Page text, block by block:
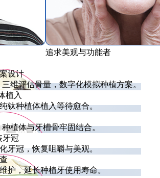
追求美观与功能者
设计
维评估骨量，数字化模拟种植方案。
植入
钛种植体植入等待愈合。
种植体与牙槽骨牢固结合。
牙冠
牙冠，恢复咀嚼与美观。
护，延长种植牙使用寿命。